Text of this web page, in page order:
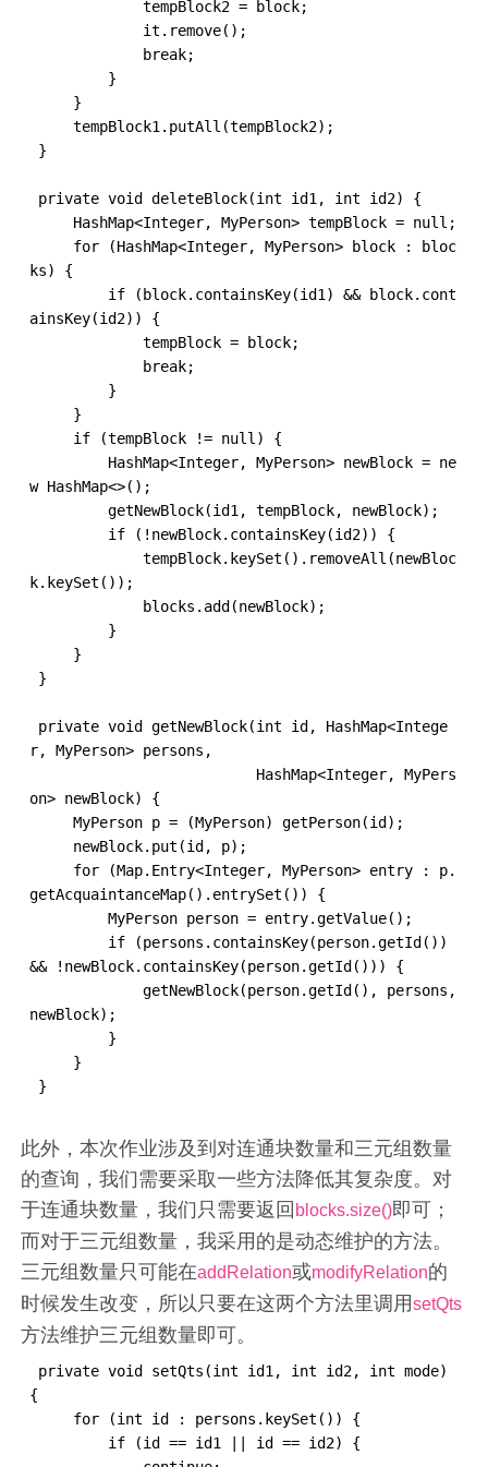
tempBlock2 = block;
it.remove();
break;
}
}
tempBlock1.putAll(tempBlock2);
}
private void deleteBlock(int id1, int id2) {
HashMap<Integer, MyPerson> tempBlock = null;
for (HashMap<Integer, MyPerson> block : bloc
ks) {
if (block.containsKey(id1) && block.cont
ainsKey(id2)) {
tempBlock = block;
break;
}
}
if (tempBlock != null) {
HashMap<Integer, MyPerson> newBlock = ne
w HashMap<>();
getNewBlock(id1, tempBlock, newBlock);
if (!newBlock.containsKey(id2)) {
tempBlock.keySet().removeAll(newBloc
k.keySet());
blocks.add(newBlock);
}
}
}
private void getNewBlock(int id, HashMap<Intege
r, MyPerson> persons,
HashMap<Integer, MyPers
on> newBlock) {
MyPerson p = (MyPerson) getPerson(id);
newBlock.put(id, p);
for (Map.Entry<Integer, MyPerson> entry : p.
getAcquaintanceMap().entrySet()) {
MyPerson person = entry.getValue();
if (persons.containsKey(person.getId())
&& !newBlock.containsKey(person.getId())) {
getNewBlock(person.getId(), persons,
newBlock);
}
}
}
此外，本次作业涉及到对连通块数量和三元组数量
的查询，我们需要采取一些方法降低其复杂度。对
于连通块数量，我们只需要返回 blocks.size()即可；
而对于三元组数量，我采用的是动态维护的方法。
三元组数量只可能在addRelation或modifyRelation的
时候发生改变，所以只要在这两个方法里调用setQts
方法维护三元组数量即可。
private void setQts(int id1, int id2, int mode)
{
for (int id : persons.keySet()) {
if (id == id1 || id == id2) {